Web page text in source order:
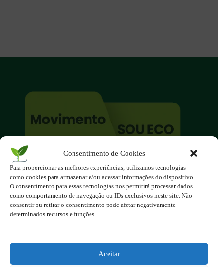
Consentimento de Cookies
Para proporcionar as melhores experiências, utilizamos tecnologias
como cookies para armazenar e/ou acessar informações do dispositivo.
O consentimento para essas tecnologias nos permitirá processar dados
como comportamento de navegação ou IDs exclusivos neste site. Não
consentir ou retirar o consentimento pode afetar negativamente
determinados recursos e funções.
Aceitar
O site é um movimento ambientalista!
Participe você também!
Podemos fazer muito
se nos unirmos!
Inscreva-se na Newsletter